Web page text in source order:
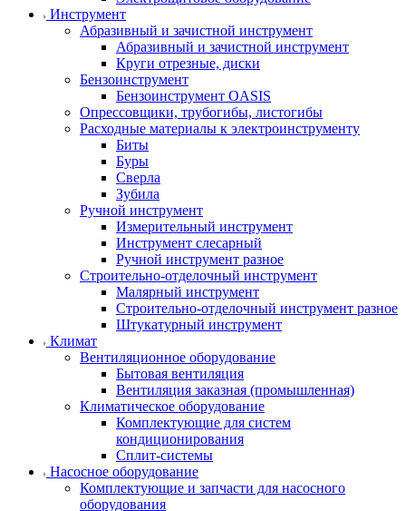
Инструмент
Абразивный и зачистной инструмент
Абразивный и зачистной инструмент
Круги отрезные, диски
Бензоинструмент
Бензоинструмент OASIS
Опрессовщики, трубогибы, листогибы
Расходные материалы к электроинструменту
Биты
Буры
Сверла
Зубила
Ручной инструмент
Измерительный инструмент
Инструмент слесарный
Ручной инструмент разное
Строительно-отделочный инструмент
Малярный инструмент
Строительно-отделочный инструмент разное
Штукатурный инструмент
Климат
Вентиляционное оборудование
Бытовая вентиляция
Вентиляция заказная (промышленная)
Климатическое оборудование
Комплектующие для систем
кондиционирования
Сплит-системы
Насосное оборудование
Комплектующие и запчасти для насосного
оборудования